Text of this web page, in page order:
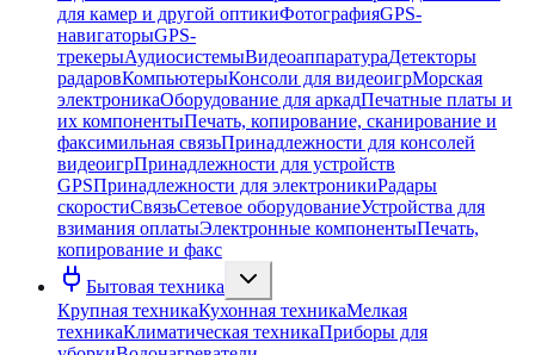
для камер и другой оптикиФотографияGPS-
навигаторыGPS-
трекерыАудиосистемыВидеоаппаратураДетекторы
радаровКомпьютерыКонсоли для видеоигрМорская
электроникаОборудование для аркадПечатные платы и
их компонентыПечать, копирование, сканирование и
факсимильная связьПринадлежности для консолей
видеоигрПринадлежности для устройств
GPSПринадлежности для электроникиРадары
скоростиСвязьСетевое оборудованиеУстройства для
взимания оплатыЭлектронные компонентыПечать,
копирование и факс
Бытовая техника
Крупная техникаКухонная техникаМелкая
техникаКлиматическая техникаПриборы для